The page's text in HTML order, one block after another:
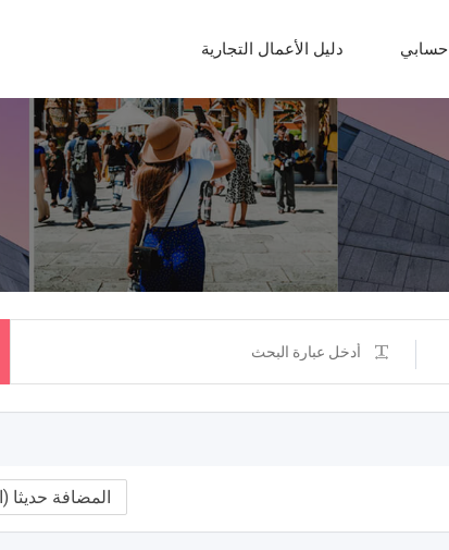
حسابي دليل الأعمال التجارية